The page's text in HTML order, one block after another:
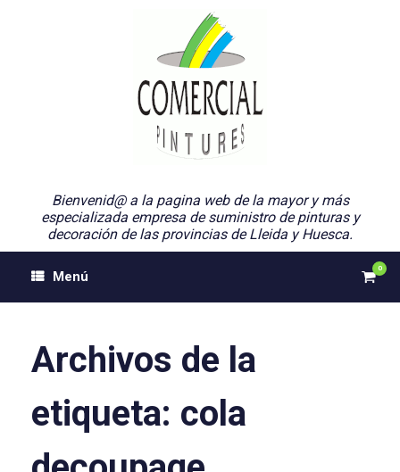
Bienvenid@ a la pagina web de la mayor y más
especializada empresa de suministro de pinturas y
decoración de las provincias de Lleida y Huesca.
Menú
Ver
0
Archivos de la
etiqueta: cola